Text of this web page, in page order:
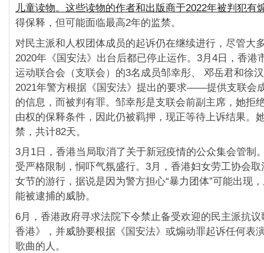
儿童读物。这些读物的作者和出版商于2022年被判犯有
得保释，但可能面临最高2年的监禁。
对民主派和人权团体成员的起诉仍在继续进行，尽管大
2020年《国安法》出台后都已停止运作。3月4日，香港
运动联合会（支联会）的3名成员邹幸彤、 邓岳君和徐
2021年警方根据《国安法》提出的要求——提供支联会
的信息，而被判有罪。邹幸彤是支联会前副主席，她拒
由权的保释条件，因此仍被羁押，现正等待上诉结果。
禁，共计82天。
3月1日，香港当局取消了关于新冠疫情的公众集会管制
受严格限制，恫吓气氛盛行。3月，香港妇女劳工协会
女节的游行，据说是因为警方担心“暴力团体”可能出现
能被逮捕的威胁。
6月，香港政府寻求法院下令禁止备受欢迎的民主派抗
香港》，并威胁要根据《国安法》或煽动罪起诉任何表
歌曲的人。